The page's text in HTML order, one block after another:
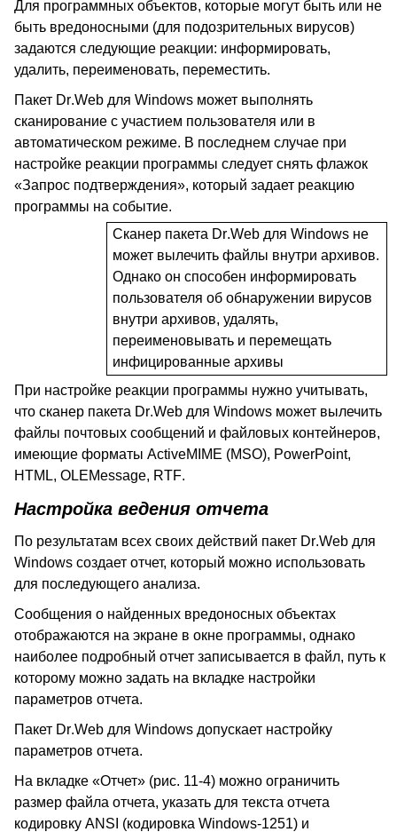
Для программных объектов, которые могут быть или не
быть вредоносными (для подозрительных вирусов)
задаются следующие реакции: информировать,
удалить, переименовать, переместить.
Пакет Dr.Web для Windows может выполнять
сканирование с участием пользователя или в
автоматическом режиме. В последнем случае при
настройке реакции программы следует снять флажок
«Запрос подтверждения», который задает реакцию
программы на событие.
Сканер пакета Dr.Webдля Windowsне
может вылечить файлы внутри архивов.
Однако он способен информировать
пользователя об обнаружении вирусов
внутри архивов, удалять,
переименовывать и перемещать
инфицированные архивы
При настройке реакции программы нужно учитывать,
что сканер пакета Dr.Web для Windows может вылечить
файлы почтовых сообщений и файловых контейнеров,
имеющие форматы ActiveMIME (MSO), PowerPoint,
HTML, OLEMessage, RTF.
Настройка ведения отчета
По результатам всех своих действий пакет Dr.Web для
Windows создает отчет, который можно использовать
для последующего анализа.
Сообщения о найденных вредоносных объектах
отображаются на экране в окне программы, однако
наиболее подробный отчет записывается в файл, путь к
которому можно задать на вкладке настройки
параметров отчета.
Пакет Dr.Web для Windows допускает настройку
параметров отчета.
На вкладке «Отчет» (рис. 11-4) можно ограничить
размер файла отчета, указать для текста отчета
кодировку ANSI (кодировка Windows-1251) и